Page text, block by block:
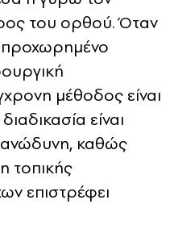
του ορθού. Όταν
προχωρημένο
μέθοδος είναι
είναι
ανώδυνη, καθώς
τοπικής
επιστρέφει